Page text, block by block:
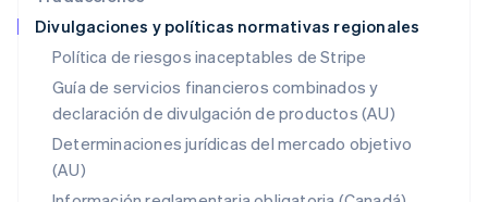
Divulgaciones y políticas normativas regionales
Política de riesgos inaceptables de Stripe
Guía de servicios financieros combinados y
declaración de divulgación de productos (AU)
Determinaciones jurídicas del mercado objetivo
(AU)
NederlandsEnglish
Polonia
Portugal
PortuguêsEnglish
RAE de Hong Kong, China
English